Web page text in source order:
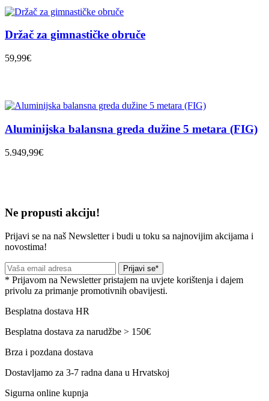
Držač za gimnastičke obruče
59,99€
Aluminijska balansna greda dužine 5 metara (FIG)
5.949,99€
Ne propusti akciju!
Prijavi se na naš Newsletter i budi u toku sa najnovijim akcijama i
novostima!
Prijavi se*
* Prijavom na Newsletter pristajem na uvjete korištenja i dajem
privolu za primanje promotivnih obavijesti.
Besplatna dostava HR
Besplatna dostava za narudžbe > 150€
Brza i pozdana dostava
Dostavljamo za 3-7 radna dana u Hrvatskoj
Sigurna online kupnja